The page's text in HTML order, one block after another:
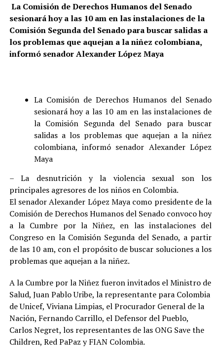
La Comisión de Derechos Humanos del Senado
sesionará hoy a las 10 am en las instalaciones de la
Comisión Segunda del Senado para buscar salidas a
los problemas que aquejan a la niñez colombiana,
informó senador Alexander López Maya
La Comisión de Derechos Humanos del Senado
sesionará hoy a las 10 am en las instalaciones de
la Comisión Segunda del Senado para buscar
salidas a los problemas que aquejan a la niñez
colombiana, informó senador Alexander López
Maya
– La desnutrición y la violencia sexual son los
principales agresores de los niños en Colombia.
El senador Alexander López Maya como presidente de la
Comisión de Derechos Humanos del Senado convoco hoy
a la Cumbre por la Niñez, en las instalaciones del
Congreso en la Comisión Segunda del Senado, a partir
de las 10 am, con el propósito de buscar soluciones a los
problemas que aquejan a la niñez.
A la Cumbre por la Niñez fueron invitados el Ministro de
Salud, Juan Pablo Uribe, la representante para Colombia
de Unicef, Viviana Limpias, el Procurador General de la
Nación, Fernando Carrillo, el Defensor del Pueblo,
Carlos Negret, los representantes de las ONG Save the
Children, Red PaPaz y FIAN Colombia.